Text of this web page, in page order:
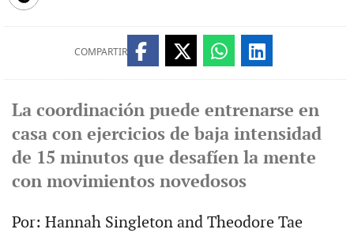
COMPARTIR
La coordinación puede entrenarse en
casa con ejercicios de baja intensidad
de 15 minutos que desafíen la mente
con movimientos novedosos
Por: Hannah Singleton and Theodore Tae